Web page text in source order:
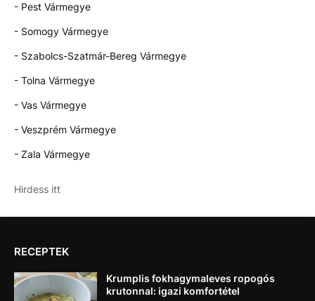
- Pest Vármegye
- Somogy Vármegye
- Szabolcs-Szatmár-Bereg Vármegye
- Tolna Vármegye
- Vas Vármegye
- Veszprém Vármegye
- Zala Vármegye
Hirdess itt
RECEPTEK
Krumplis fokhagymaleves ropogós
krutonnal: igazi komfortétel